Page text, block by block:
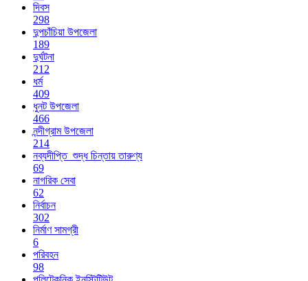
দিবস
298
দুপচাঁচিয়া উপজেলা
189
দুর্ঘটনা
212
ধর্ম
409
ধুনট উপজেলা
466
নন্দীগ্রাম উপজেলা
214
নব্যদীপ্তি_শুদ্ধ চিন্তায় তারুণ্য
69
নাগরিক সেবা
62
নির্বাচন
302
নির্মাণ সামগ্রী
6
পরিবহন
98